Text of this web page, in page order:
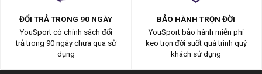
ĐỔI TRẢ TRONG 90 NGÀY
YouSport có chính sách đổi
trả trong 90 ngày chưa qua sử
dụng
BẢO HÀNH TRỌN ĐỜI
YouSport bảo hành miễn phí
keo trọn đời suốt quá trình quý
khách sử dụng